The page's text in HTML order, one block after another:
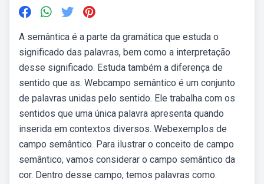
A semântica é a parte da gramática que estuda o
significado das palavras, bem como a interpretação
desse significado. Estuda também a diferença de
sentido que as. Webcampo semântico é um conjunto
de palavras unidas pelo sentido. Ele trabalha com os
sentidos que uma única palavra apresenta quando
inserida em contextos diversos. Webexemplos de
campo semântico. Para ilustrar o conceito de campo
semântico, vamos considerar o campo semântico da
cor. Dentro desse campo, temos palavras como.